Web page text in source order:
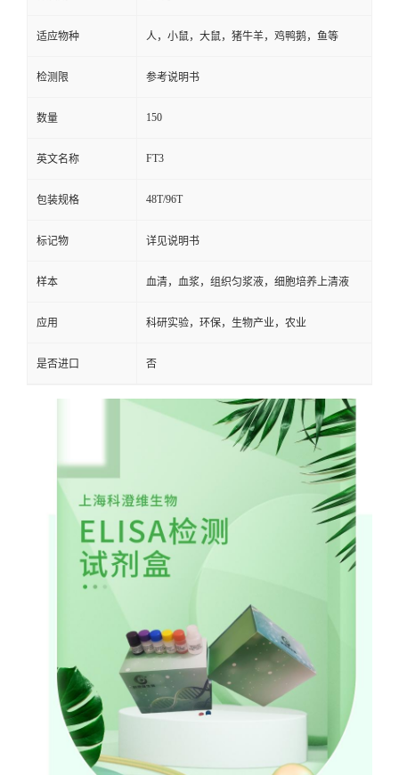
适应物种 人，小鼠，大鼠，猪牛羊，鸡鸭鹅，鱼等
检测限 参考说明书
数量 150
英文名称 FT3
包装规格 48T/96T
标记物 详见说明书
样本 血清，血浆，组织匀浆液，细胞培养上清液
应用 科研实验，环保，生物产业，农业
是否进口 否